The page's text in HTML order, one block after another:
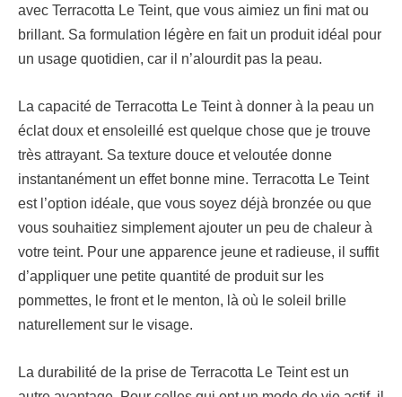
avec Terracotta Le Teint, que vous aimiez un fini mat ou
brillant. Sa formulation légère en fait un produit idéal pour
un usage quotidien, car il n’alourdit pas la peau.
La capacité de Terracotta Le Teint à donner à la peau un
éclat doux et ensoleillé est quelque chose que je trouve
très attrayant. Sa texture douce et veloutée donne
instantanément un effet bonne mine. Terracotta Le Teint
est l’option idéale, que vous soyez déjà bronzée ou que
vous souhaitiez simplement ajouter un peu de chaleur à
votre teint. Pour une apparence jeune et radieuse, il suffit
d’appliquer une petite quantité de produit sur les
pommettes, le front et le menton, là où le soleil brille
naturellement sur le visage.
La durabilité de la prise de Terracotta Le Teint est un